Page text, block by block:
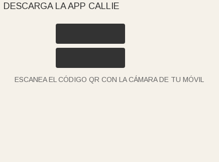
DESCARGA LA APP CALLIE
ESCANEA EL CÓDIGO QR CON LA CÁMARA DE TU MÓVIL